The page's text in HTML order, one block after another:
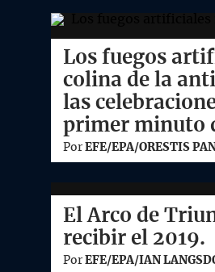
Los fuegos
colina de la
las
primer minuto
PorEFE/EPA/ORESTIS
El Arco de
recibir el 2019.
Por EFE/EPA/IAN